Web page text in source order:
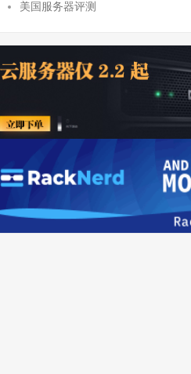
美国服务器评测